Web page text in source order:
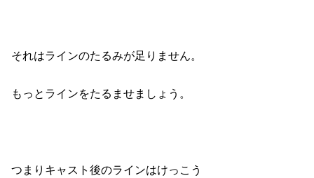
それはラインのたるみが足りません。
もっとラインをたるませましょう。
つまりキャスト後のラインはけっこう